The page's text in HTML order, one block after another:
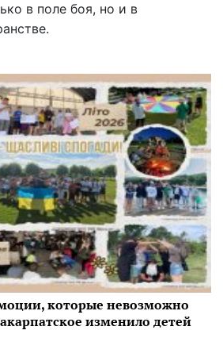
в поле боя, но и в
которые невозможно
изменило детей